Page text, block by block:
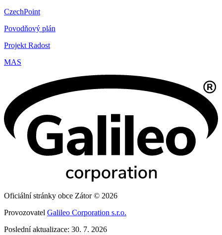
CzechPoint
Povodňový plán
Projekt Radost
MAS
Oficiální stránky obce Zátor © 2026
Provozovatel Galileo Corporation s.r.o.
Poslední aktualizace: 30. 7. 2026